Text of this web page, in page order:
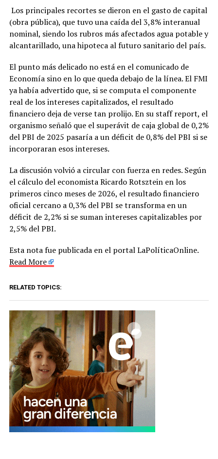
Los principales recortes se dieron en el gasto de capital
(obra pública), que tuvo una caída del 3,8% interanual
nominal, siendo los rubros más afectados agua potable y
alcantarillado, una hipoteca al futuro sanitario del país.
El punto más delicado no está en el comunicado de
Economía sino en lo que queda debajo de la línea. El FMI
ya había advertido que, si se computa el componente
real de los intereses capitalizados, el resultado
financiero deja de verse tan prolijo. En su staff report, el
organismo señaló que el superávit de caja global de 0,2%
del PBI de 2025 pasaría a un déficit de 0,8% del PBI si se
incorporaran esos intereses.
La discusión volvió a circular con fuerza en redes. Según
el cálculo del economista Ricardo Rotsztein en los
primeros cinco meses de 2026, el resultado financiero
oficial cercano a 0,3% del PBI se transforma en un
déficit de 2,2% si se suman intereses capitalizables por
2,5% del PBI.
Esta nota fue publicada en el portal LaPolíticaOnline.
Read More
RELATED TOPICS: